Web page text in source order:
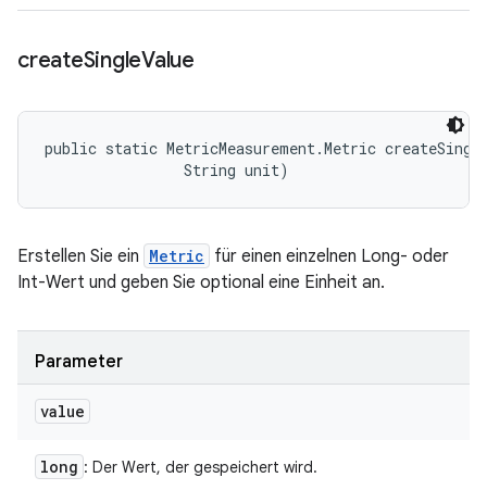
createSingleValue
public static MetricMeasurement.Metric
                String unit)
Erstellen Sie ein Metric für einen einzelnen Long- oder
Int-Wert und geben Sie optional eine Einheit an.
Parameter
value
long : Der Wert, der gespeichert wird.